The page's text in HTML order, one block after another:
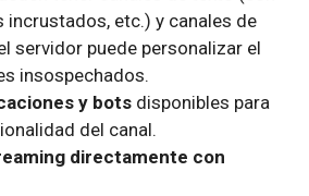
incrustados, etc.) y canales de
servidor puede personalizar el
insospechados.
y bots disponibles para
del canal.
directamente con